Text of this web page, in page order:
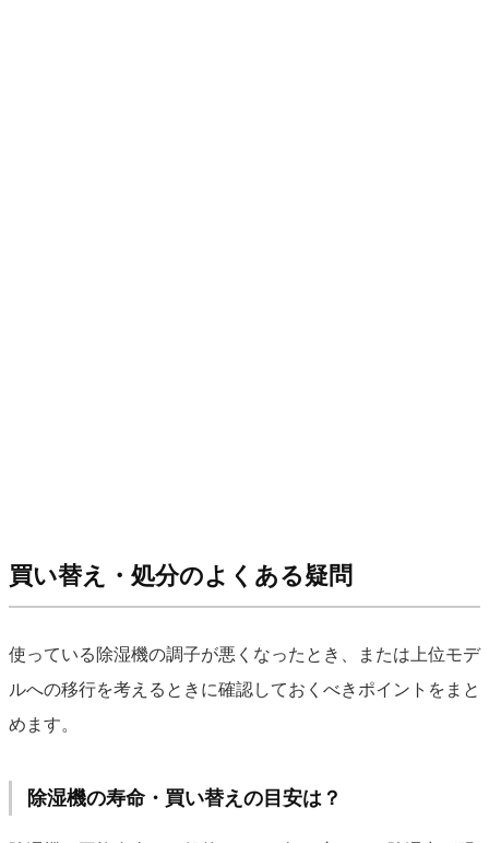
買い替え・処分のよくある疑問
使っている除湿機の調子が悪くなったとき、または上位モデ
ルへの移行を考えるときに確認しておくべきポイントをまと
めます。
除湿機の寿命・買い替えの目安は？